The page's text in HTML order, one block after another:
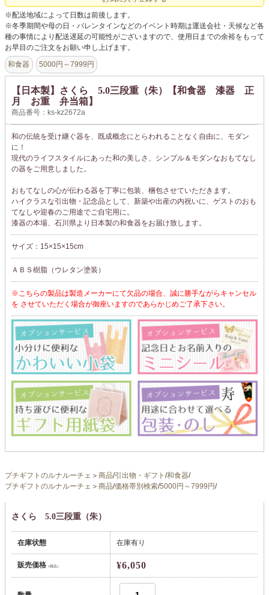
※配送地域によって日数は前後します。
※冬季期間や母の日・バレンタインなどのイベント時期は運送会社・天候など各
種の事情により配送遅延の可能性がございますので、使用日までの余裕をもって
お早目のご注文をお願い申し上げます。
和食器 5000円～7999円
【日本製】さくら 5.0三段重（朱）【和食器 漆器 正
月 お重 弁当箱】
商品番号：ks-kz2672a
和の伝統を受け継ぐ器を、既成概念にとらわれることなく自由に、モダン
に！
現代のライフスタイルにあった和の美しさ、シンプル＆モダンなおもてなし
の器をご用意しました。
おもてなしの心が伝わる器を丁寧に包装、梱包させていただきます。
ハイクラスな引出物・記念品として、新築や出産の内祝いに、ゲストのおも
てなしや迎春のご用途でご自宅用に。
漆器の本場、石川県より日本製の和食器をお届け致します。
サイズ：15×15×15cm
ＡＢＳ樹脂（ウレタン塗装）
※こちらの製品は製造メーカーにて欠品の場合、誠に勝手ながらキャンセル
を させていただく場合が御座いますのであらかじめご了承下さい。
プチギフトのルナルーチェ ＞ 商品/引出物・ギフト /和食器/
プチギフトのルナルーチェ ＞ 商品/価格帯別検索/5000円～7999円/
さくら 5.0三段重（朱）
在庫状態 在庫有り
販売価格（税込） ¥6,050